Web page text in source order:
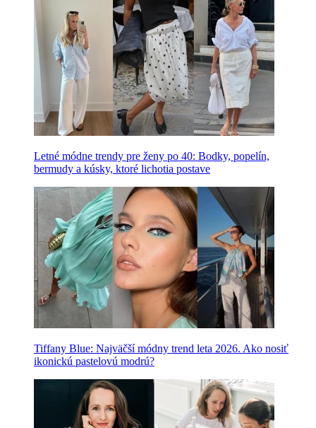
Letné módne trendy pre ženy po 40: Bodky, popelín,
bermudy a kúsky, ktoré lichotia postave
Tiffany Blue: Najväčší módny trend leta 2026. Ako nosiť
ikonickú pastelovú modrú?